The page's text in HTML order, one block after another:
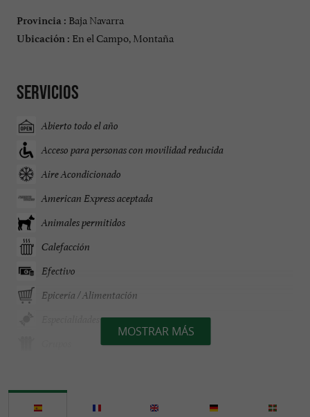
Provincia : Baja Navarra
Ubicación : En el Campo, Montaña
Servicios
Abierto todo el año
Acceso para personas con movilidad reducida
Aire Acondicionado
American Express aceptada
Animales permitidos
Calefacción
Efectivo
Epicería / Alimentación
Parking
MOSTRAR MÁS